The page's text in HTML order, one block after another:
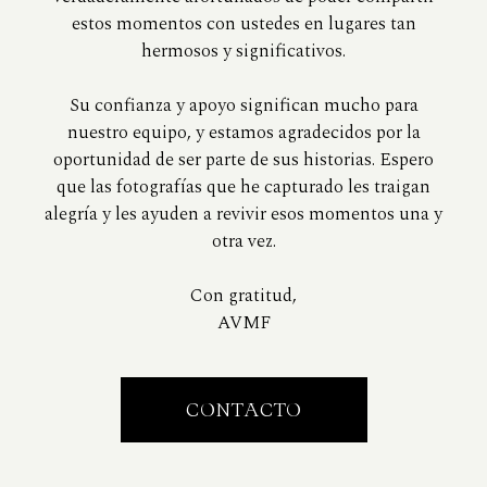
estos momentos con ustedes en lugares tan
hermosos y significativos.
Su confianza y apoyo significan mucho para
nuestro equipo, y estamos agradecidos por la
oportunidad de ser parte de sus historias. Espero
que las fotografías que he capturado les traigan
alegría y les ayuden a revivir esos momentos una y
otra vez.
Con gratitud,
AVMF
CONTACTO